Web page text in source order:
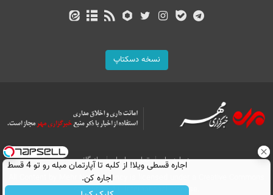
نسخه دسکتاپ
درباره ما تماس با ما
بازرگانی
All Content by Mehr News Agency is licensed under a Creative Commons
Attribution 4.0 International License.
اجاره‌ قسطی ویلا! از کلبه تا آپارتمان مبله رو تو 4 قسط
اجاره کن.